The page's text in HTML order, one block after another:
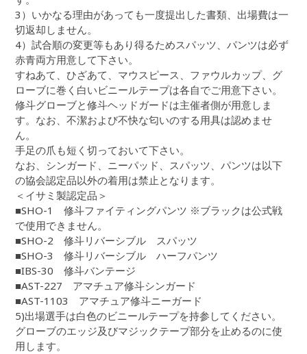
3）いかなる理由があっても一度提出した書類、出場費は一
切返却しません。
4）試合順の変更等もあり得るためスパッツ、パンツは必ず
赤青両方用意して下さい。
すねあて、ひざあて、マウスピース、ファウルカップ、グ
ローブに巻く白いビニールテープは各自でご用意下さい。
修斗グローブと修斗ヘッドガードは主催者側が用意しま
す。なお、不潔および不快な匂いのする用具は認めませ
ん。
手足の爪も短く切っておいて下さい。
なお、シンガード、ニーパッド、スパッツ、パンツは以下
の協会認定品以外の着用は禁止となります。
＜イサミ製認定品＞
■SHO-1 修斗ファイティングパンツ ※ブラックは公式戦
で使用できません。
■SHO-2 修斗リバーシブル スパッツ
■SHO-3 修斗リバーシブル ハーフパンツ
■IBS-30 修斗バンテージ
■AST-227 アマチュア修斗シンガード
■AST-1103 アマチュア修斗ニーガード
5)出場選手は白色のビニールテープを持参してください。
グローブのエッジ及びマジックテープ部分を止めるのに使
用します。